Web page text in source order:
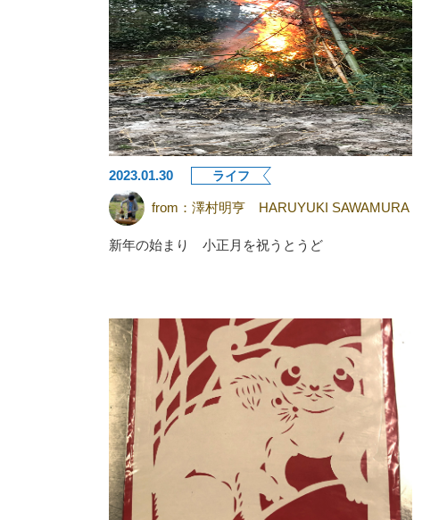
2023.01.30 ライフ
from： 澤村明亨 HARUYUKI SAWAMURA
新年の始まり 小正月を祝うとうど